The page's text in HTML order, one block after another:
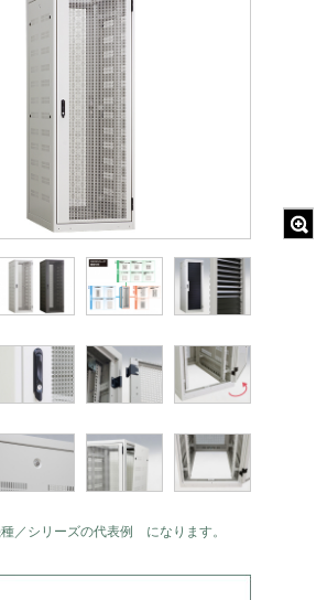
／シリーズの代表例 になります。